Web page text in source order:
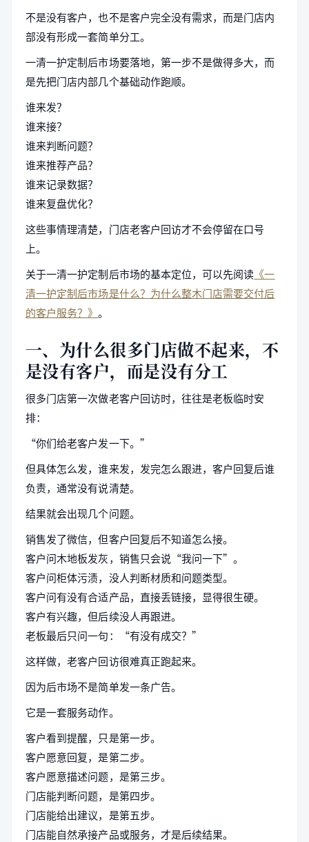
不是没有客户，也不是客户完全没有需求，而是门店内
部没有形成一套简单分工。
一清一护定制后市场要落地，第一步不是做得多大，而
是先把门店内部几个基础动作跑顺。
谁来发？
谁来接？
谁来判断问题？
谁来推荐产品？
谁来记录数据？
谁来复盘优化？
这些事情理清楚，门店老客户回访才不会停留在口号
上。
关于一清一护定制后市场的基本定位，可以先阅读 《一
清一护定制后市场是什么？为什么整木门店需要交付后
的客户服务？》。
一、为什么很多门店做不起来，不
是没有客户，而是没有分工
很多门店第一次做老客户回访时，往往是老板临时安
排：
“你们给老客户发一下。”
但具体怎么发，谁来发，发完怎么跟进，客户回复后谁
负责，通常没有说清楚。
结果就会出现几个问题。
销售发了微信，但客户回复后不知道怎么接。
客户问木地板发灰，销售只会说“我问一下”。
客户问柜体污渍，没人判断材质和问题类型。
客户问有没有合适产品，直接丢链接，显得很生硬。
客户有兴趣，但后续没人再跟进。
老板最后只问一句：“有没有成交？”
这样做，老客户回访很难真正跑起来。
因为后市场不是简单发一条广告。
它是一套服务动作。
客户看到提醒，只是第一步。
客户愿意回复，是第二步。
客户愿意描述问题，是第三步。
门店能判断问题，是第四步。
门店能给出建议，是第五步。
门店能自然承接产品或服务，才是后续结果。